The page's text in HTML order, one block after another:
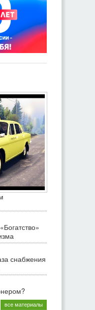
снабжения
все материалы